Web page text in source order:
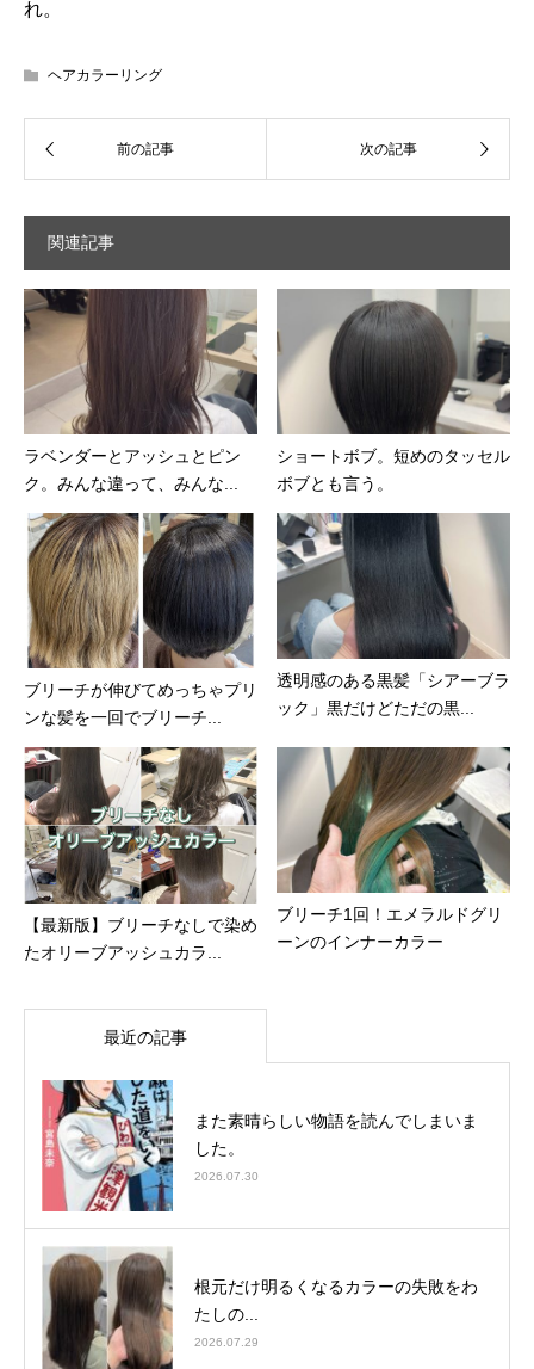
れ。
ヘアカラーリング
関連記事
ラベンダーとアッシュとピン
ク。みんな違って、みんな...
ショートボブ。短めのタッセル
ボブとも言う。
ブリーチが伸びてめっちゃプリ
ンな髪を一回でブリーチ...
透明感のある黒髪「シアーブラ
ック」黒だけどただの黒...
【最新版】ブリーチなしで染め
たオリーブアッシュカラ...
ブリーチ1回！エメラルドグリ
ーンのインナーカラー
最近の記事
また素晴らしい物語を読んでしまいま
した。
2026.07.30
根元だけ明るくなるカラーの失敗をわ
たしの...
2026.07.29